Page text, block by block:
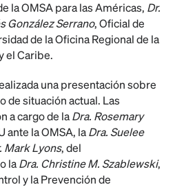
la OMSA para las Américas, Dr.
González Serrano, Oficial de
de la Oficina Regional de la
el Caribe.
una presentación sobre
de situación actual. Las
a cargo de laDra. Rosemary
ante la OMSA, laDra. Suelee
Mark Lyons, del
laDra. Christine M. Szablewski,
y la Prevención de